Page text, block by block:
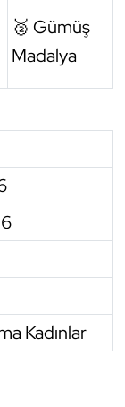
🥈 Gümüş
Madalya
Kadınlar